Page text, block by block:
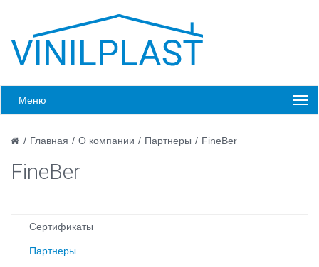
Меню
/ Главная / О компании / Партнеры / FineBer
FineBer
Сертификаты
Партнеры